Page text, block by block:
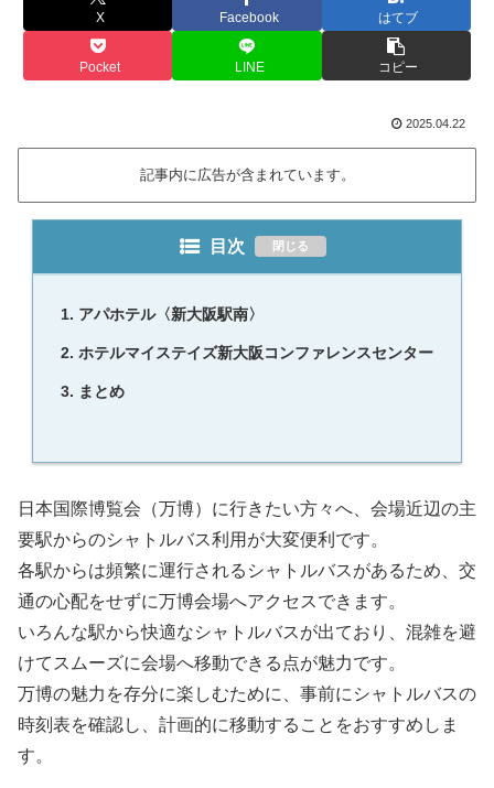
X Facebook はてブ
Pocket LINE コピー
2025.04.22
記事内に広告が含まれています。
目次
アパホテル〈新大阪駅南〉
ホテルマイステイズ新大阪コンファレンスセンター
まとめ
日本国際博覧会（万博）に行きたい方々へ、会場近辺の主
要駅からのシャトルバス利用が大変便利です。
各駅からは頻繁に運行されるシャトルバスがあるため、交
通の心配をせずに万博会場へアクセスできます。
いろんな駅から快適なシャトルバスが出ており、混雑を避
けてスムーズに会場へ移動できる点が魅力です。
万博の魅力を存分に楽しむために、事前にシャトルバスの
時刻表を確認し、計画的に移動することをおすすめしま
す。